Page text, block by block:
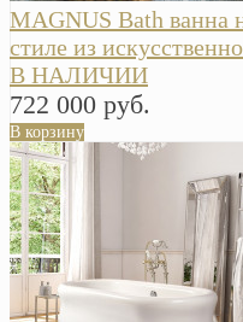
MAGNUS Bath ванна
стиле из
В НАЛИЧИИ
722 000 руб.
В корзину